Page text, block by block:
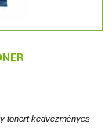
tonert kedvezményes